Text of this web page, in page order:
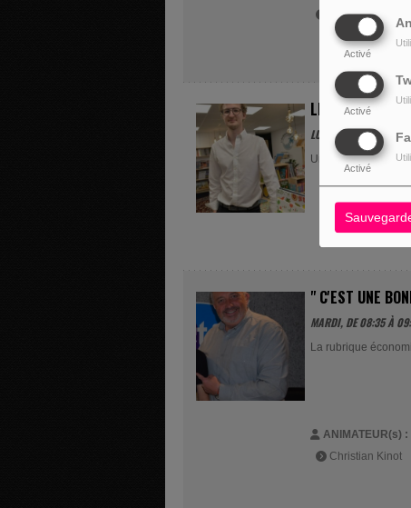
Activé
Activé
Activé
Frédéric Gabriel
LIVRES
LUNDI, DE 07:50 À
Un lundi sur deux,
" C'EST UNE
MARDI, DE 08:35 À
La rubrique
ANIMATEUR(s) :
Christian Kinot